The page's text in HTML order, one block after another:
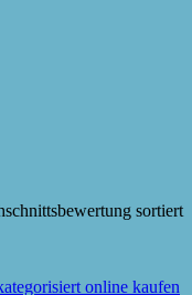
sortiert